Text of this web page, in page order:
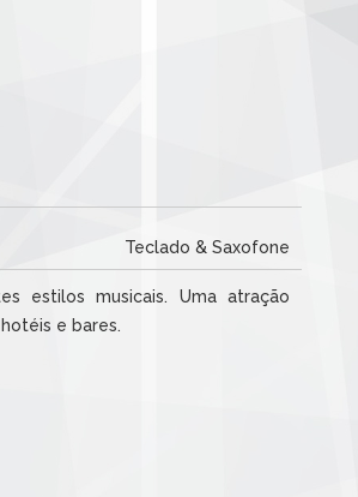
Teclado & Saxofone
estilos musicais. Uma atração
e bares.